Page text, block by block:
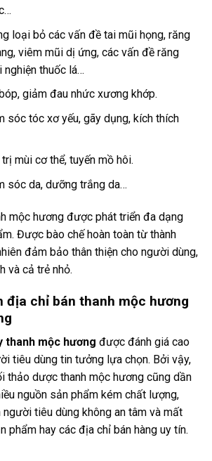
loại bỏ các vấn đề tai mũi họng, răng
viêm mũi dị ứng, các vấn đề răng
nghiện thuốc lá…
giảm đau nhức xương khớp.
sóc tóc xơ yếu, gãy dụng, kích thích
mùi cơ thể, tuyến mồ hôi.
sóc da, dưỡng trắng da…
mộc hương được phát triển đa dạng
Được bào chế hoàn toàn từ thành
đảm bảo thân thiện cho người dùng,
và cả trẻ nhỏ.
địa chỉ bán thanh mộc hương
thanh mộc hương được đánh giá cao
tiêu dùng tin tưởng lựa chọn. Bởi vậy,
thảo dược thanh mộc hương cũng dần
nguồn sản phẩm kém chất lượng,
người tiêu dùng không an tâm và mất
phẩm hay các địa chỉ bán hàng uy tín.